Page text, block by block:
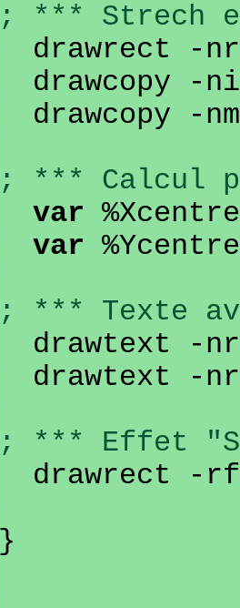
; *** Strech
drawrect -
drawcopy -ni
drawcopy -
; *** Calcul
var
var
; *** Texte
drawtext -nr
drawtext -nr
; *** Effet
drawrect -rfi
}